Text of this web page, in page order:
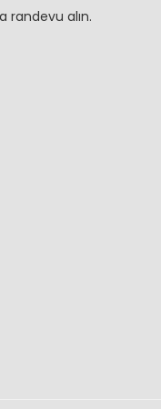
randevu alın.